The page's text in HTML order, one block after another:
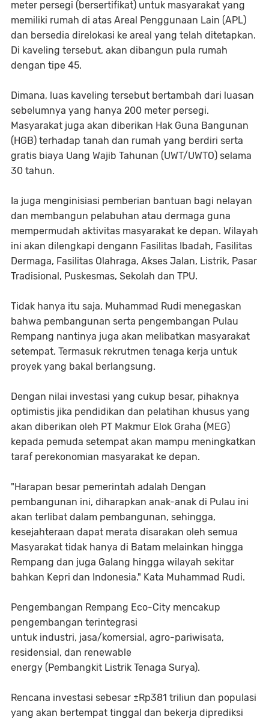
meter persegi (bersertifikat) untuk masyarakat yang
memiliki rumah di atas Areal Penggunaan Lain (APL)
dan bersedia direlokasi ke areal yang telah ditetapkan.
Di kaveling tersebut, akan dibangun pula rumah
dengan tipe 45.
Dimana, luas kaveling tersebut bertambah dari luasan
sebelumnya yang hanya 200 meter persegi.
Masyarakat juga akan diberikan Hak Guna Bangunan
(HGB) terhadap tanah dan rumah yang berdiri serta
gratis biaya Uang Wajib Tahunan (UWT/UWTO) selama
30 tahun.
Ia juga menginisiasi pemberian bantuan bagi nelayan
dan membangun pelabuhan atau dermaga guna
mempermudah aktivitas masyarakat ke depan. Wilayah
ini akan dilengkapi dengann Fasilitas Ibadah, Fasilitas
Dermaga, Fasilitas Olahraga, Akses Jalan, Listrik, Pasar
Tradisional, Puskesmas, Sekolah dan TPU.
Tidak hanya itu saja, Muhammad Rudi menegaskan
bahwa pembangunan serta pengembangan Pulau
Rempang nantinya juga akan melibatkan masyarakat
setempat. Termasuk rekrutmen tenaga kerja untuk
proyek yang bakal berlangsung.
Dengan nilai investasi yang cukup besar, pihaknya
optimistis jika pendidikan dan pelatihan khusus yang
akan diberikan oleh PT Makmur Elok Graha (MEG)
kepada pemuda setempat akan mampu meningkatkan
taraf perekonomian masyarakat ke depan.
"Harapan besar pemerintah adalah Dengan
pembangunan ini, diharapkan anak-anak di Pulau ini
akan terlibat dalam pembangunan, sehingga,
kesejahteraan dapat merata disarakan oleh semua
Masyarakat tidak hanya di Batam melainkan hingga
Rempang dan juga Galang hingga wilayah sekitar
bahkan Kepri dan Indonesia." Kata Muhammad Rudi.
Pengembangan Rempang Eco-City mencakup
pengembangan terintegrasi
untuk industri, jasa/komersial, agro-pariwisata,
residensial, dan renewable
energy (Pembangkit Listrik Tenaga Surya).
Rencana investasi sebesar ±Rp381 triliun dan populasi
yang akan bertempat tinggal dan bekerja diprediksi